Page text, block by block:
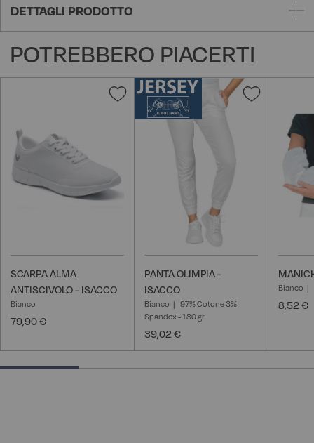
DETTAGLI PRODOTTO
POTREBBERO PIACERTI
Aggiungi
SCARPA ALMA
ANTISCIVOLO - ISACCO
Bianco
79,90 €
Aggiungi
desideri
PANTA OLIMPIA -
ISACCO
Bianco
97% Cotone 3%
Spandex - 180 gr
39,02 €
Bianco
8,52 €
25% completed